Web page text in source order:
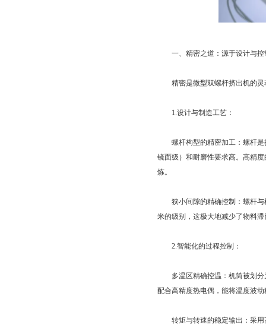
一、精密之道：源于设计与控
精密是微型双螺杆挤出机的灵
1.设计与制造工艺：
螺杆构型的精密加工：螺杆是
镜面级）和耐磨性要求高。高精
炼。
狭小间隙的精确控制：螺杆与
米的级别，这极大地减少了物料
2.智能化的过程控制：
多温区精确控温：机筒被划分
配合高精度热电偶，能将温度波
转矩与转速的稳定输出：采用